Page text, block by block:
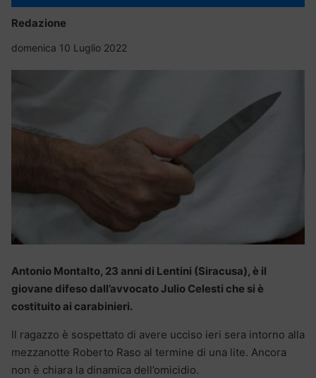
Redazione
domenica 10 Luglio 2022
Antonio Montalto, 23 anni di Lentini (Siracusa), è il
giovane difeso dall’avvocato Julio Celesti che si è
costituito ai carabinieri.
Il ragazzo è sospettato di avere ucciso ieri sera intorno alla
mezzanotte Roberto Raso al termine di una lite. Ancora
non è chiara la dinamica dell’omicidio.